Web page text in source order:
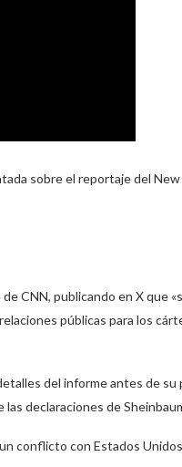
sobre el reportaje del
CNN, publicando en X que
públicas para los
del informe antes de su
declaraciones de
conflicto con Estados